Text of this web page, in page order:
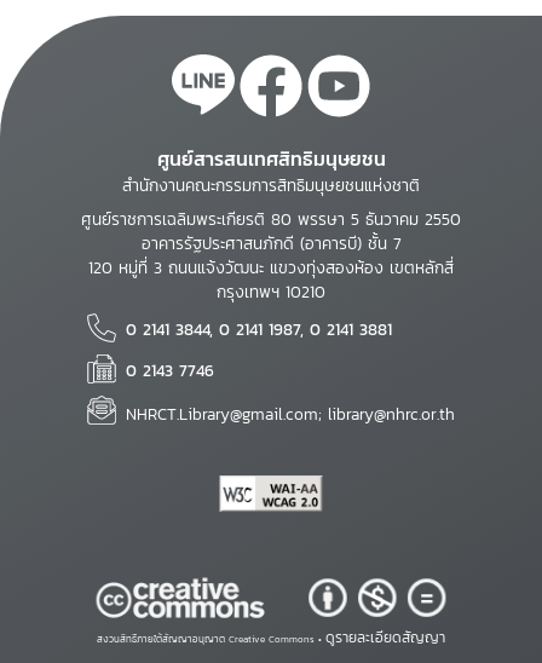
ศูนย์สารสนเทศสิทธิมนุษยชน
สำนักงานคณะกรรมการสิทธิมนุษยชนแห่งชาติ
ศูนย์ราชการเฉลิมพระเกียรติ 80 พรรษา 5 ธันวาคม 2550
อาคารรัฐประศาสนภักดี (อาคารบี) ชั้น 7
120 หมู่ที่ 3 ถนนแจ้งวัฒนะ แขวงทุ่งสองห้อง เขตหลักสี่
กรุงเทพฯ 10210
0 2141 3844, 0 2141 1987, 0 2141 3881
0 2143 7746
NHRCT.Library@gmail.com; library@nhrc.or.th
สงวนสิทธิ์ภายใต้สัญญาอนุญาต Creative Commons • ดูรายละเอียดสัญญา